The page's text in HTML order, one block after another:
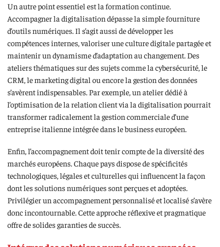
Un autre point essentiel est la formation continue.
Accompagner la digitalisation dépasse la simple fourniture
d’outils numériques. Il s’agit aussi de développer les
compétences internes, valoriser une culture digitale partagée et
maintenir un dynamisme d’adaptation au changement. Des
ateliers thématiques sur des sujets comme la cybersécurité, le
CRM, le marketing digital ou encore la gestion des données
s’avèrent indispensables. Par exemple, un atelier dédié à
l’optimisation de la relation client via la digitalisation pourrait
transformer radicalement la gestion commerciale d’une
entreprise italienne intégrée dans le business européen.
Enfin, l’accompagnement doit tenir compte de la diversité des
marchés européens. Chaque pays dispose de spécificités
technologiques, légales et culturelles qui influencent la façon
dont les solutions numériques sont perçues et adoptées.
Privilégier un accompagnement personnalisé et localisé s’avère
donc incontournable. Cette approche réflexive et pragmatique
offre de solides garanties de succès.